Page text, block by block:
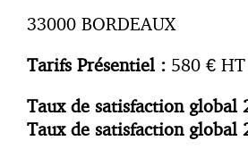
33000 BORDEAUX
Tarifs Présentiel : 580 €
Taux de satisfaction global
Taux de satisfaction global